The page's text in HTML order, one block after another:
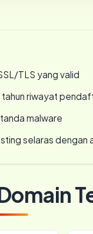
TLS yang valid
riwayat
malware
selaras dengan